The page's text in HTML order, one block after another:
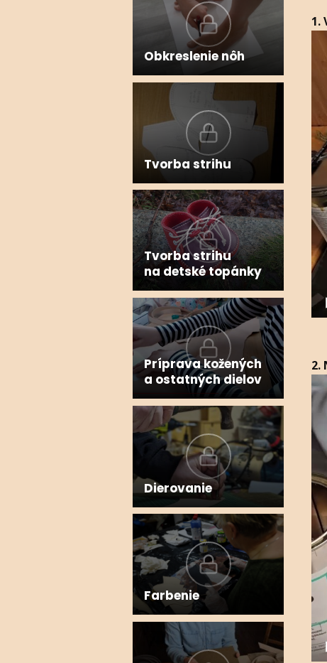
Obkreslenie nôh
Tvorba strihu
Tvorba strihu
na detské topánky
Príprava kožených
a ostatných dielov
Dierovanie
Farbenie
1.
2.